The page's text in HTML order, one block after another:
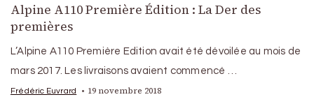
Alpine A110 Première Édition : La Der des
premières
L’Alpine A110 Première Edition avait été dévoilée au mois de
mars 2017. Les livraisons avaient commencé …
Frédéric Euvrard 19 novembre 2018